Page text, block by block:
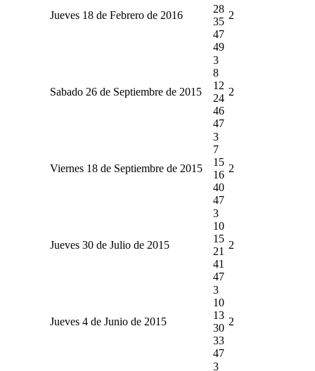
Jueves 18 de Febrero de 2016
28
35
47
49
2
Sabado 26 de Septiembre de 2015
3
8
12
24
46
47
2
Viernes 18 de Septiembre de 2015
3
7
15
16
40
47
2
Jueves 30 de Julio de 2015
3
10
15
21
41
47
2
Jueves 4 de Junio de 2015
3
10
13
30
33
47
2
3